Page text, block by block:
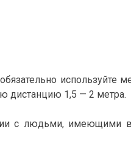
используйте
дистанцию 1,5 — 2 метра.
с людьми, имеющими